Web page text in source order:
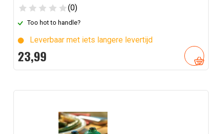
(0)
Too hot to handle?
Leverbaar met iets langere levertijd
23,99